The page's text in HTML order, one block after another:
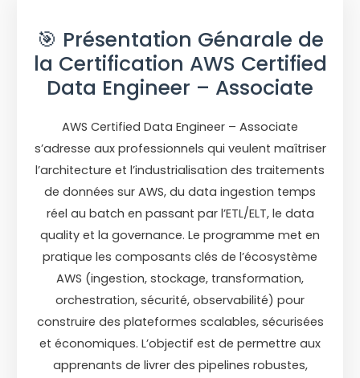
🎯 Présentation Génarale de
la Certification AWS Certified
Data Engineer – Associate
AWS Certified Data Engineer – Associate
s’adresse aux professionnels qui veulent maîtriser
l’architecture et l’industrialisation des traitements
de données sur AWS, du data ingestion temps
réel au batch en passant par l’ETL/ELT, le data
quality et la governance. Le programme met en
pratique les composants clés de l’écosystème
AWS (ingestion, stockage, transformation,
orchestration, sécurité, observabilité) pour
construire des plateformes scalables, sécurisées
et économiques. L’objectif est de permettre aux
apprenants de livrer des pipelines robustes,